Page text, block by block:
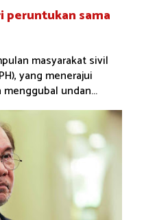
peruntukan sama
masyarakat sivil
yang menerajui
undan...